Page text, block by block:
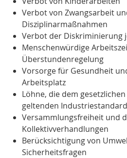
Verbot von Zwangsarbeit
Disziplinarmaßnahmen
Verbot der Diskriminierung
Menschenwürdige
Überstundenregelung
Vorsorge für Gesundheit
Arbeitsplatz
Löhne, die dem gesetzlichen
geltenden
Versammlungsfreiheit und
Kollektivverhandlungen
Berücksichtigung von
Sicherheitsfragen